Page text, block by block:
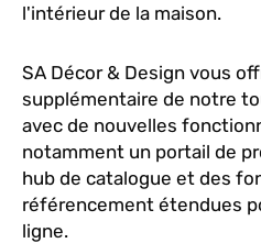
l'intérieur de la maison.
SA Décor & Design vous
supplémentaire de notre
avec de nouvelles
notamment un portail de
hub de catalogue et des
référencement étendues
ligne.